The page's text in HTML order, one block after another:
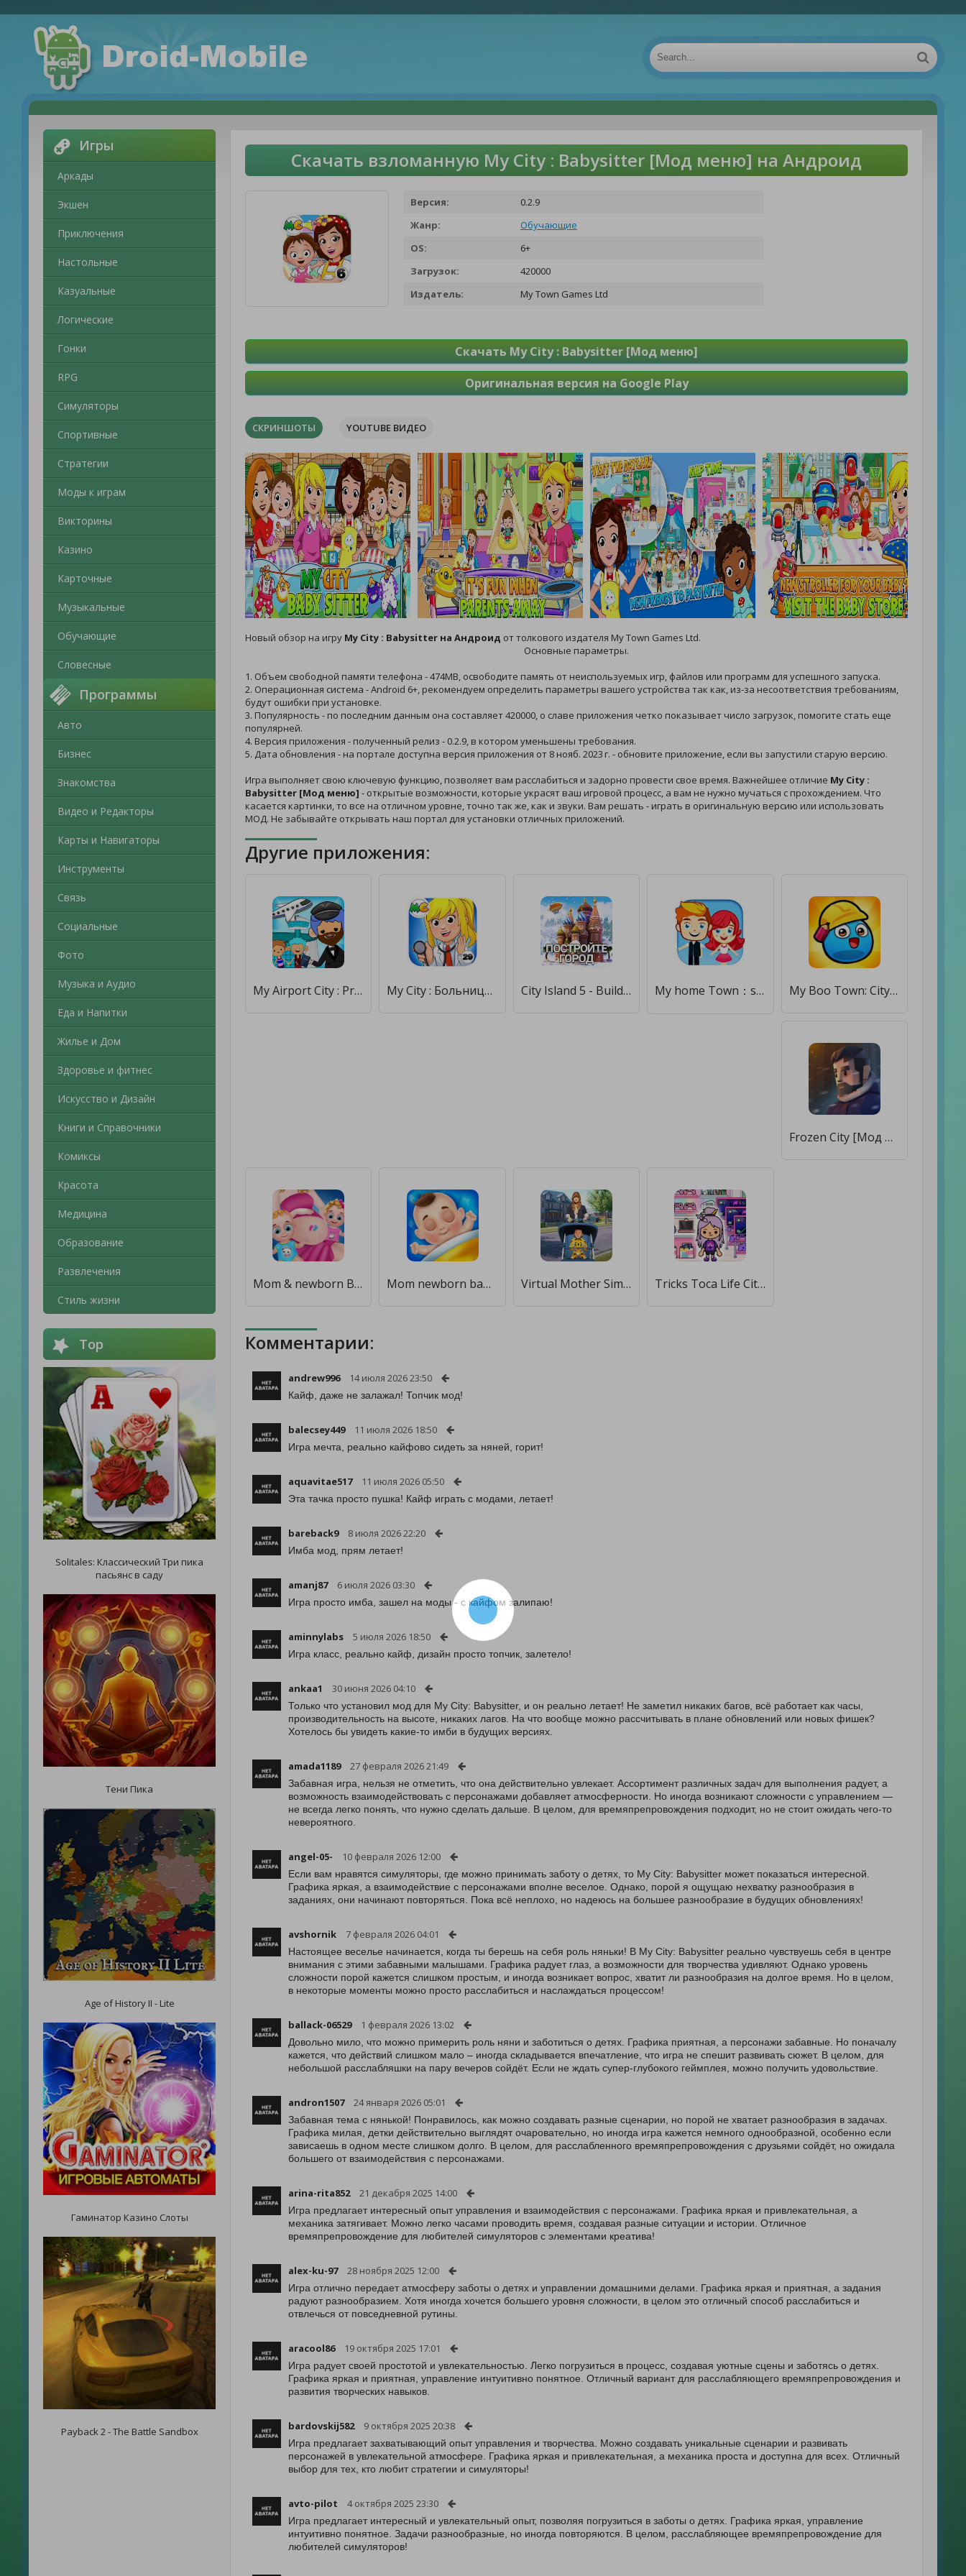
Игры
Аркады
Экшен
Приключения
Настольные
Казуальные
Логические
Гонки
RPG
Симуляторы
Спортивные
Стратегии
Моды к играм
Викторины
Казино
Карточные
Музыкальные
Обучающие
Словесные
Программы
Авто
Бизнес
Знакомства
Видео и Редакторы
Карты и Навигаторы
Инструменты
Связь
Социальные
Фото
Музыка и Аудио
Еда и Напитки
Жилье и Дом
Здоровье и фитнес
Искусство и Дизайн
Книги и Справочники
Комиксы
Красота
Медицина
Образование
Развлечения
Стиль жизни
Top
Solitales: Классический Три пика
пасьянс в саду
Тени Пика
Age of History II - Lite
Гаминатор Казино Слоты
Payback 2 - The Battle Sandbox
Скачать взломанную My City : Babysitter [Мод меню] на Андроид
Версия:
0.2.9
Жанр:
Обучающие
OS:
6+
Загрузок:
420000
Издатель:
My Town Games Ltd
Скачать My City : Babysitter [Мод меню]
Оригинальная версия на Google Play
СКРИНШОТЫ YOUTUBE ВИДЕО
Новый обзор на игру My City : Babysitter на Андроид от толкового издателя My Town Games Ltd.
Основные параметры.
1. Объем свободной памяти телефона - 474MB, освободите память от неиспользуемых игр, файлов или программ для успешного запуска.
2. Операционная система - Android 6+, рекомендуем определить параметры вашего устройства так как, из-за несоответствия требованиям,
будут ошибки при установке.
3. Популярность - по последним данным она составляет 420000, о славе приложения четко показывает число загрузок, помогите стать еще
популярней.
4. Версия приложения - полученный релиз - 0.2.9, в котором уменьшены требования.
5. Дата обновления - на портале доступна версия приложения от 8 нояб. 2023 г. - обновите приложение, если вы запустили старую версию.
Игра выполняет свою ключевую функцию, позволяет вам расслабиться и задорно провести свое время. Важнейшее отличие My City :
Babysitter [Мод меню] - открытые возможности, которые украсят ваш игровой процесс, а вам не нужно мучаться с прохождением. Что
касается картинки, то все на отличном уровне, точно так же, как и звуки. Вам решать - играть в оригинальную версию или использовать
МОД. Не забывайте открывать наш портал для установки отличных приложений.
Другие приложения:
My Airport City : Pretend Town [Мод меню] My City : Больница [Мод меню] City Island 5 - Building Sim [Мод меню] My home Town：super city [Мод меню] My Boo Town: City Builder Game [Мод меню]
Frozen City [Мод меню]
Mom & newborn Babysitter Game [Много монет] Mom newborn babysitter care [Мод меню] Virtual Mother Simulator:Single Mom Vs Babysitter [Без рекламы] Tricks Toca Life City World Town Tips [Мод меню]
Комментарии:
andrew996 14 июля 2026 23:50
Кайф, даже не залажал! Топчик мод!
balecsey449 11 июля 2026 18:50
Игра мечта, реально кайфово сидеть за няней, горит!
aquavitae517 11 июля 2026 05:50
Эта тачка просто пушка! Кайф играть с модами, летает!
bareback9 8 июля 2026 22:20
Имба мод, прям летает!
amanj87 6 июля 2026 03:30
Игра просто имба, зашел на моды - с кайфом залипаю!
aminnylabs 5 июля 2026 18:50
Игра класс, реально кайф, дизайн просто топчик, залетело!
ankaa1 30 июня 2026 04:10
Только что установил мод для My City: Babysitter, и он реально летает! Не заметил никаких багов, всё работает как часы,
производительность на высоте, никаких лагов. На что вообще можно рассчитывать в плане обновлений или новых фишек?
Хотелось бы увидеть какие-то имби в будущих версиях.
amada1189 27 февраля 2026 21:49
Забавная игра, нельзя не отметить, что она действительно увлекает. Ассортимент различных задач для выполнения радует, а
возможность взаимодействовать с персонажами добавляет атмосферности. Но иногда возникают сложности с управлением —
не всегда легко понять, что нужно сделать дальше. В целом, для времяпрепровождения подходит, но не стоит ожидать чего-то
невероятного.
angel-05- 10 февраля 2026 12:00
Если вам нравятся симуляторы, где можно принимать заботу о детях, то My City: Babysitter может показаться интересной.
Графика яркая, а взаимодействие с персонажами вполне веселое. Однако, порой я ощущаю нехватку разнообразия в
заданиях, они начинают повторяться. Пока всё неплохо, но надеюсь на большее разнообразие в будущих обновлениях!
avshornik 7 февраля 2026 04:01
Настоящее веселье начинается, когда ты берешь на себя роль няньки! В My City: Babysitter реально чувствуешь себя в центре
внимания с этими забавными малышами. Графика радует глаз, а возможности для творчества удивляют. Однако уровень
сложности порой кажется слишком простым, и иногда возникает вопрос, хватит ли разнообразия на долгое время. Но в целом,
в некоторые моменты можно просто расслабиться и наслаждаться процессом!
ballack-06529 1 февраля 2026 13:02
Довольно мило, что можно примерить роль няни и заботиться о детях. Графика приятная, а персонажи забавные. Но поначалу
кажется, что действий слишком мало – иногда складывается впечатление, что игра не спешит развивать сюжет. В целом, для
небольшой расслабляшки на пару вечеров сойдёт. Если не ждать супер-глубокого геймплея, можно получить удовольствие.
andron1507 24 января 2026 05:01
Забавная тема с нянькой! Понравилось, как можно создавать разные сценарии, но порой не хватает разнообразия в задачах.
Графика милая, детки действительно выглядят очаровательно, но иногда игра кажется немного однообразной, особенно если
зависаешь в одном месте слишком долго. В целом, для расслабленного времяпрепровождения с друзьями сойдёт, но ожидала
большего от взаимодействия с персонажами.
arina-rita852 21 декабря 2025 14:00
Игра предлагает интересный опыт управления и взаимодействия с персонажами. Графика яркая и привлекательная, а
механика затягивает. Можно легко часами проводить время, создавая разные ситуации и истории. Отличное
времяпрепровождение для любителей симуляторов с элементами креатива!
alex-ku-97 28 ноября 2025 12:00
Игра отлично передает атмосферу заботы о детях и управлении домашними делами. Графика яркая и приятная, а задания
радуют разнообразием. Хотя иногда хочется большего уровня сложности, в целом это отличный способ расслабиться и
отвлечься от повседневной рутины.
aracool86 19 октября 2025 17:01
Игра радует своей простотой и увлекательностью. Легко погрузиться в процесс, создавая уютные сцены и заботясь о детях.
Графика яркая и приятная, управление интуитивно понятное. Отличный вариант для расслабляющего времяпрепровождения и
развития творческих навыков.
bardovskij582 9 октября 2025 20:38
Игра предлагает захватывающий опыт управления и творчества. Можно создавать уникальные сценарии и развивать
персонажей в увлекательной атмосфере. Графика яркая и привлекательная, а механика проста и доступна для всех. Отличный
выбор для тех, кто любит стратегии и симуляторы!
avto-pilot 4 октября 2025 23:30
Игра предлагает интересный и увлекательный опыт, позволяя погрузиться в заботы о детях. Графика яркая, управление
интуитивно понятное. Задачи разнообразные, но иногда повторяются. В целом, расслабляющее времяпрепровождение для
любителей симуляторов!